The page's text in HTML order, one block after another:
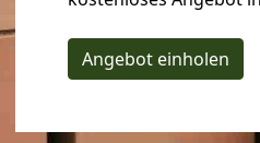
Angebot einholen